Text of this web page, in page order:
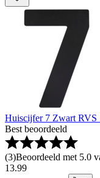
Huiscijfer 7 Zwart RVS
Best beoordeeld
(3)Beoordeeld met 5.0
13.99